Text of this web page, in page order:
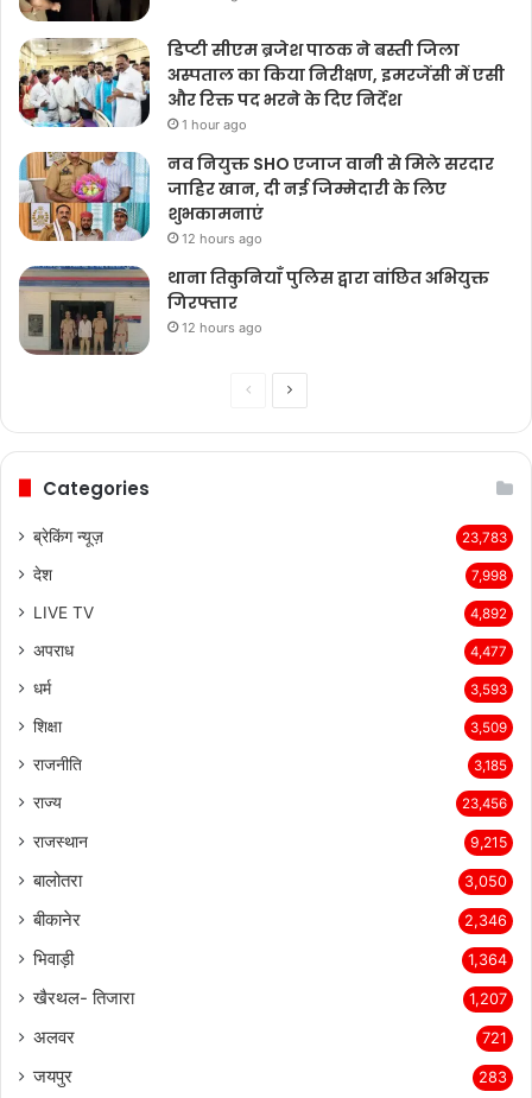
डिप्टी सीएम ब्रजेश पाठक ने बस्ती जिला
अस्पताल का किया निरीक्षण, इमरजेंसी में एसी
और रिक्त पद भरने के दिए निर्देश
1 hour ago
नव नियुक्त SHO एजाज वानी से मिले सरदार
जाहिर खान, दी नई जिम्मेदारी के लिए
शुभकामनाएं
12 hours ago
थाना तिकुनियाँ पुलिस द्वारा वांछित अभियुक्त
गिरफ्तार
12 hours ago
PreviousNext
Categories
ब्रेकिंग न्यूज़ 23,783
देश 7,998
LIVE TV 4,892
अपराध 4,477
धर्म 3,593
शिक्षा 3,509
राजनीति 3,185
राज्य 23,456
राजस्थान 9,215
बालोतरा 3,050
बीकानेर 2,346
भिवाड़ी 1,364
खैरथल- तिजारा 1,207
अलवर 721
जयपुर 283